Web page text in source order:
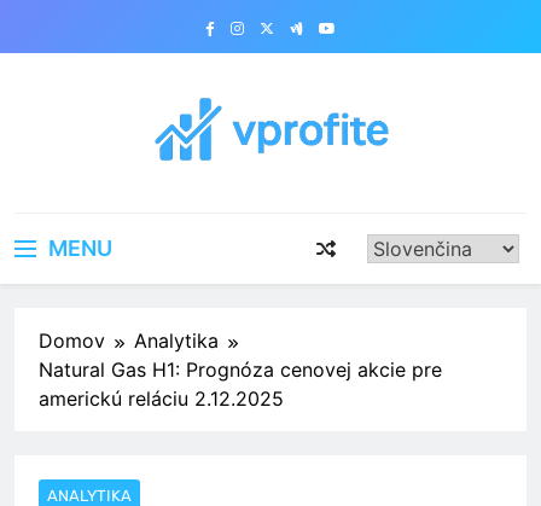
MENU
Domov
Analytika
Natural Gas H1: Prognóza cenovej akcie pre
americkú reláciu 2.12.2025
ANALYTIKA